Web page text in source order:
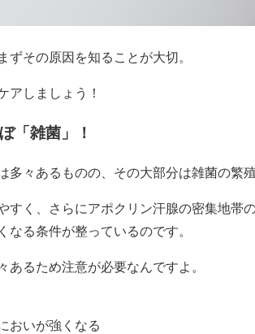
その原因を知ることが大切。
アしましょう！
「雑菌」！
多々あるものの、その大部分は雑菌の繁殖
く、さらにアポクリン汗腺の密集地帯
る条件が整っているのです。
るため注意が必要なんですよ。
おいが強くなる